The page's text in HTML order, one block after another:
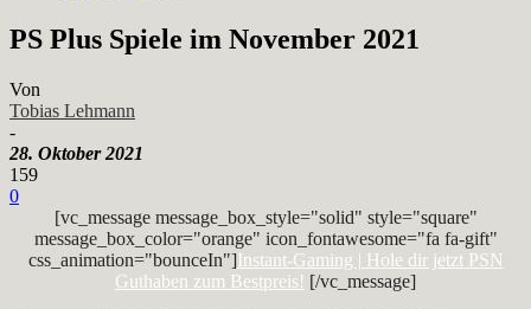
PS Plus Spiele im November 2021
Von
Tobias Lehmann
-
28. Oktober 2021
159
0
[vc_message message_box_style="solid" style="square"
message_box_color="orange" icon_fontawesome="fa fa-gift"
css_animation="bounceIn"]Instant-Gaming | Hole dir jetzt PSN
Guthaben zum Bestpreis! [/vc_message]